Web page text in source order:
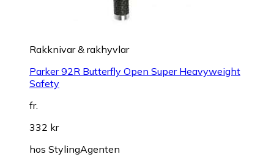
Rakknivar & rakhyvlar
Parker 92R Butterfly Open Super Heavyweight
Safety
fr.
332 kr
hos StylingAgenten